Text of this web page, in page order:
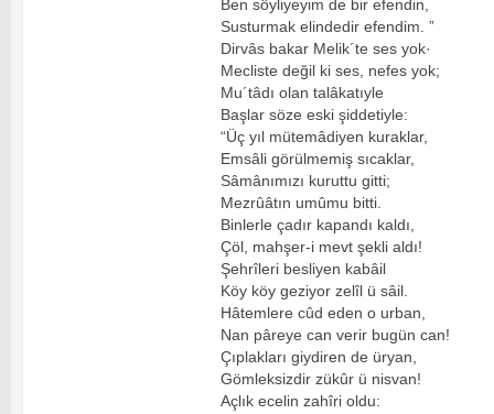
Ben söyliyeyim de bir efendin,
Susturmak elindedir efendim. ”
Dirvâs bakar Melik´te ses yok·
Mecliste değil ki ses, nefes yok;
Mu´tâdı olan talâkatıyle
Başlar söze eski şiddetiyle:
“Üç yıl mütemâdiyen kuraklar,
Emsâli görülmemiş sıcaklar,
Sâmânımızı kuruttu gitti;
Mezrûâtın umûmu bitti.
Binlerle çadır kapandı kaldı,
Çöl, mahşer-i mevt şekli aldı!
Şehrîleri besliyen kabâil
Köy köy geziyor zelîl ü sâil.
Hâtemlere cûd eden o urban,
Nan pâreye can verir bugün can!
Çıplakları giydiren de üryan,
Gömleksizdir zükûr ü nisvan!
Açlık ecelin zahîri oldu: